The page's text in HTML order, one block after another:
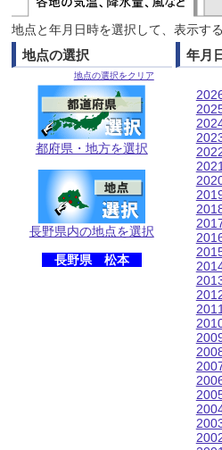
地点と年月日時を選択して、表示す
地点の選択
地点の選択をクリア
都府県・地方を選択
長野県内の地点を選択
長野県 松本
年月